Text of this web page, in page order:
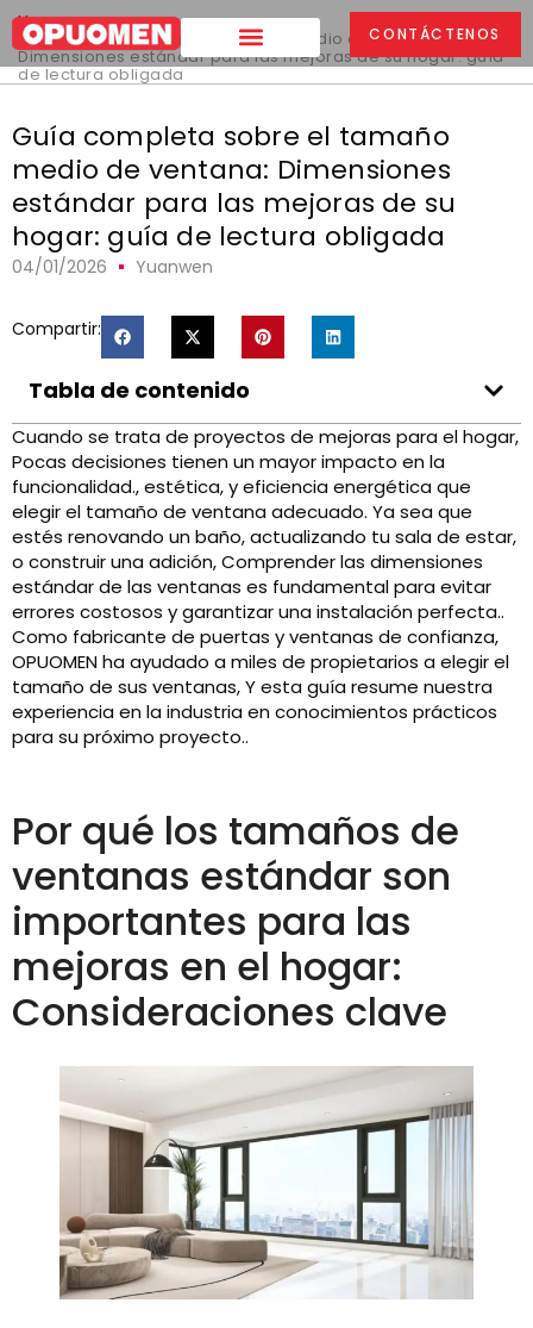
CONTÁCTENOS
Hogar >
Guía completa sobre el tamaño medio de ventana:
Dimensiones estándar para las mejoras de su hogar: guía
de lectura obligada
Guía completa sobre el tamaño
medio de ventana: Dimensiones
estándar para las mejoras de su
hogar: guía de lectura obligada
04/01/2026 Yuanwen
Compartir:
Tabla de contenido
Cuando se trata de proyectos de mejoras para el hogar,
Pocas decisiones tienen un mayor impacto en la
funcionalidad., estética, y eficiencia energética que
elegir el tamaño de ventana adecuado. Ya sea que
estés renovando un baño, actualizando tu sala de estar,
o construir una adición, Comprender las dimensiones
estándar de las ventanas es fundamental para evitar
errores costosos y garantizar una instalación perfecta..
Como fabricante de puertas y ventanas de confianza,
OPUOMEN ha ayudado a miles de propietarios a elegir el
tamaño de sus ventanas, Y esta guía resume nuestra
experiencia en la industria en conocimientos prácticos
para su próximo proyecto..
Por qué los tamaños de
ventanas estándar son
importantes para las
mejoras en el hogar:
Consideraciones clave